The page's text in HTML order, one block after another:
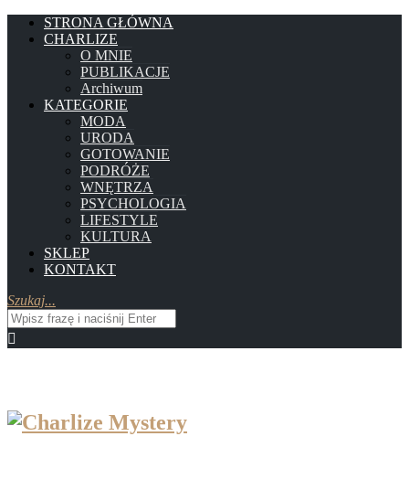
STRONA GŁÓWNA
CHARLIZE
O MNIE
PUBLIKACJE
Archiwum
KATEGORIE
MODA
URODA
GOTOWANIE
PODRÓŻE
WNĘTRZA
PSYCHOLOGIA
LIFESTYLE
KULTURA
SKLEP
KONTAKT
Szukaj...